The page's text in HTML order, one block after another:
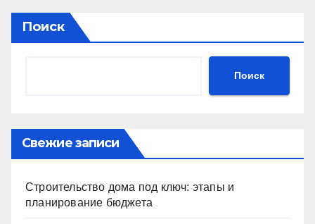
Поиск
Поиск
Свежие записи
Строительство дома под ключ: этапы и
планирование бюджета